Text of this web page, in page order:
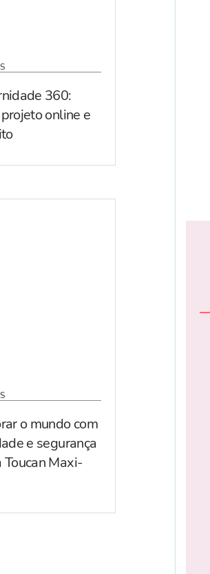
360:
online e
o mundo com
e segurança
Toucan Maxi-